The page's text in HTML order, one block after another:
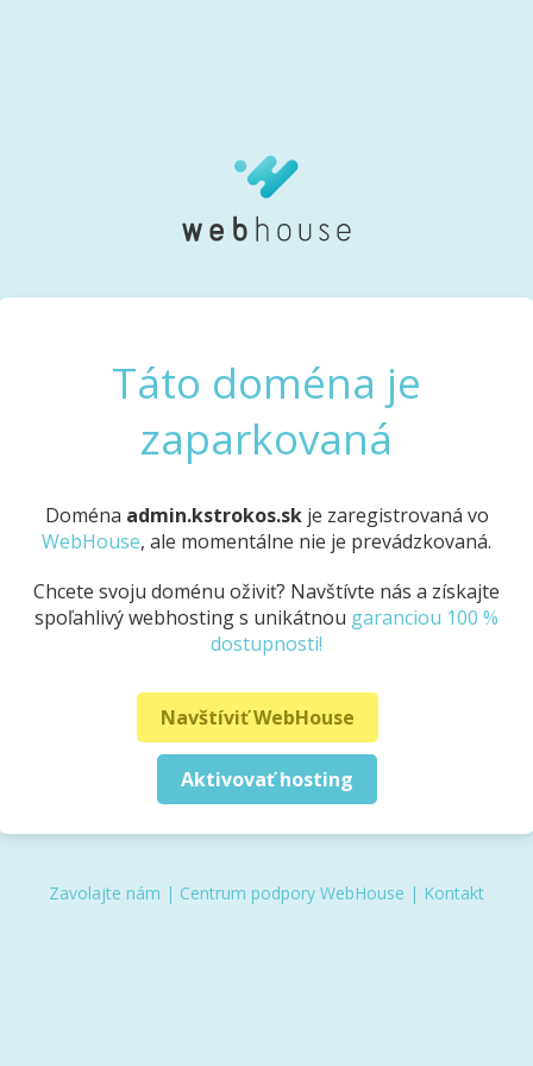
Táto doména je
zaparkovaná
Doména admin.kstrokos.skje zaregistrovaná vo
WebHouse, ale momentálne nie je prevádzkovaná.
Chcete svoju doménu oživiť? Navštívte nás a získajte
spoľahlivý webhosting s unikátnou garanciou 100 %
dostupnosti!
Navštíviť WebHouse
Aktivovať hosting
Zavolajte nám | Centrum podpory WebHouse | Kontakt